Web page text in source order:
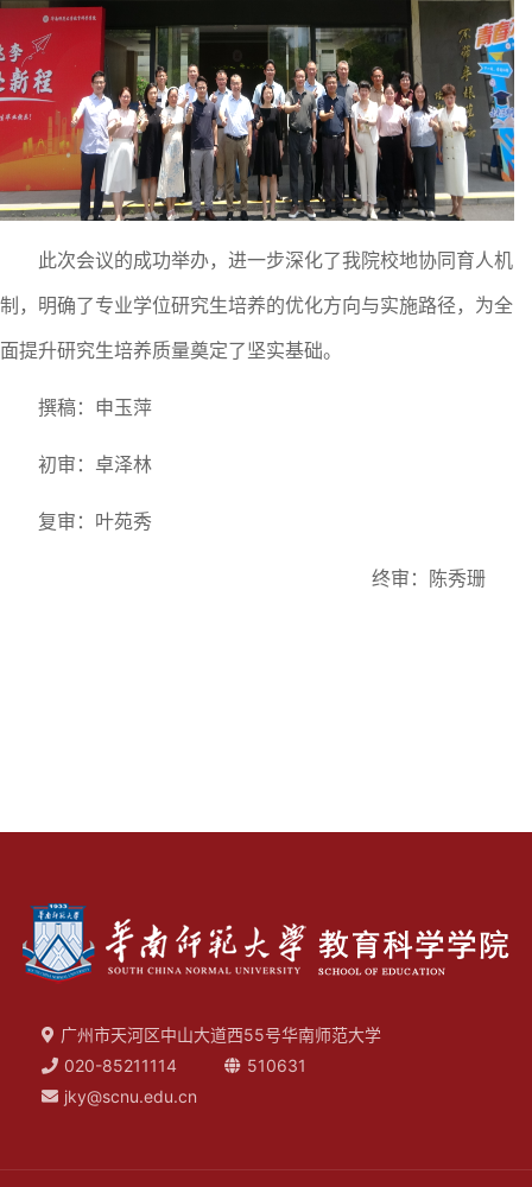
此次会议的成功举办，进一步深化了我院校地协同育人机
制，明确了专业学位研究生培养的优化方向与实施路径，为全
面提升研究生培养质量奠定了坚实基础。
撰稿： 申玉萍
初审：卓泽林
复审： 叶苑秀
终审：陈秀珊
广州市天河区中山大道西55号华南师范大学
020-85211114
510631
jky@scnu.edu.cn